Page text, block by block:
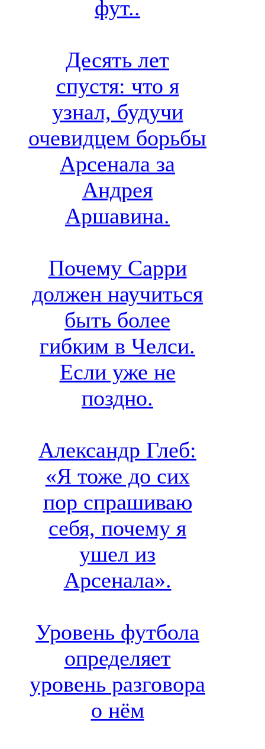
фут..
Десять лет
спустя: что я
узнал, будучи
очевидцем борьбы
Арсенала за
Андрея
Аршавина.
Почему Сарри
должен научиться
быть более
гибким в Челси.
Если уже не
поздно.
Александр Глеб:
«Я тоже до сих
пор спрашиваю
себя, почему я
ушел из
Арсенала».
Уровень футбола
определяет
уровень разговора
о нём